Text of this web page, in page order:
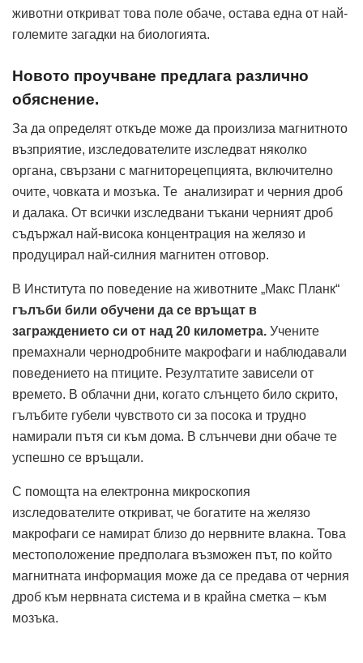
животни откриват това поле обаче, остава една от най-
големите загадки на биологията.
Новото проучване предлага различно
обяснение.
За да определят откъде може да произлиза магнитното
възприятие, изследователите изследват няколко
органа, свързани с магниторецепцията, включително
очите, човката и мозъка. Те анализират и черния дроб
и далака. От всички изследвани тъкани черният дроб
съдържал най-висока концентрация на желязо и
продуцирал най-силния магнитен отговор.
В Института по поведение на животните „Макс Планк“
гълъби били обучени да се връщат в
заграждението си от над 20 километра. Учените
премахнали чернодробните макрофаги и наблюдавали
поведението на птиците. Резултатите зависели от
времето. В облачни дни, когато слънцето било скрито,
гълъбите губели чувството си за посока и трудно
намирали пътя си към дома. В слънчеви дни обаче те
успешно се връщали.
С помощта на електронна микроскопия
изследователите откриват, че богатите на желязо
макрофаги се намират близо до нервните влакна. Това
местоположение предполага възможен път, по който
магнитната информация може да се предава от черния
дроб към нервната система и в крайна сметка – към
мозъка.